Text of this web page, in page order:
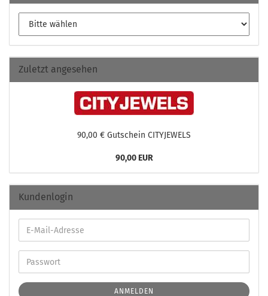
Zuletzt angesehen
90,00 € Gut­schein CI­TY­JE­WELS
90,00 EUR
Kundenlogin
ANMELDEN